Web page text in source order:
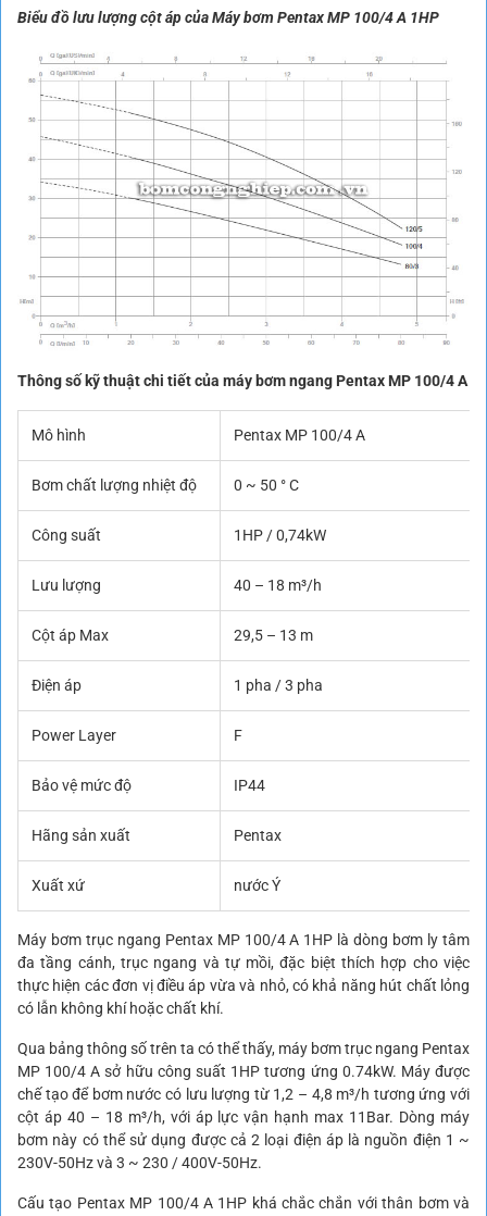
Biểu đồ lưu lượng cột áp của Máy bơm Pentax MP 100/4 A 1HP
Thông số kỹ thuật chi tiết của máy bơm ngang Pentax MP 100/4 A
Mô hình Pentax MP 100/4 A
Bơm chất lượng nhiệt độ 0 ~ 50 ° C
Công suất 1HP / 0,74kW
Lưu lượng 40 – 18 m³/h
Cột áp Max 29,5 – 13 m
Điện áp 1 pha / 3 pha
Power Layer F
Bảo vệ mức độ IP44
Hãng sản xuất Pentax
Xuất xứ nước Ý
Máy bơm trục ngang Pentax MP 100/4 A 1HP là dòng bơm ly tâm
đa tầng cánh, trục ngang và tự mồi, đặc biệt thích hợp cho việc
thực hiện các đơn vị điều áp vừa và nhỏ, có khả năng hút chất lỏng
có lẫn không khí hoặc chất khí.
Qua bảng thông số trên ta có thể thấy, máy bơm trục ngang Pentax
MP 100/4 A sở hữu công suất 1HP tương ứng 0.74kW. Máy được
chế tạo để bơm nước có lưu lượng từ 1,2 – 4,8 m³/h tương ứng với
cột áp 40 – 18 m³/h, với áp lực vận hạnh max 11Bar. Dòng máy
bơm này có thể sử dụng được cả 2 loại điện áp là nguồn điện 1 ~
230V-50Hz và 3 ~ 230 / 400V-50Hz.
Cấu tạo Pentax MP 100/4 A 1HP khá chắc chắn với thân bơm và